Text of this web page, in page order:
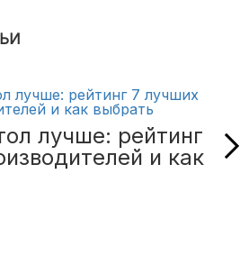
лучше: рейтинг
и как